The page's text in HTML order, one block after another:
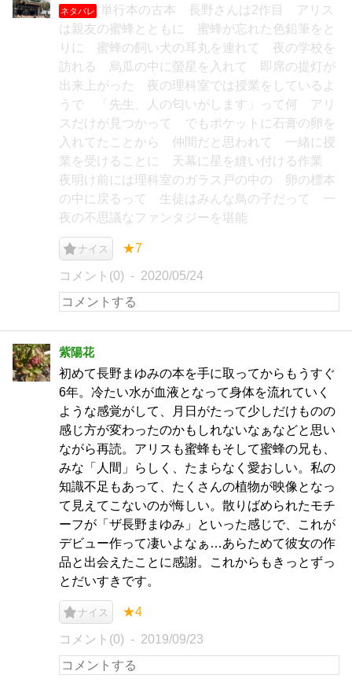
ネタバレ
単行本の古本 長野さんは2作目 アリス
は親友の蜜蜂とともに 蜜蜂が忘れた色鉛筆をと
りに 蜜蜂の飼い犬の耳丸を連れて 夜の学校を
訪れる 烏瓜の中に螢星を入れて 即席の提灯が
出来上がった 夜の理科室では授業をしているよ
うで 「先生、人の匂いがします」って何 アリ
スだけが見つかって でもポケットに石膏の卵を
入れてたことから 仲間だと思われて 一緒に授
業を受けることに 天幕に星を縫い付ける作業
夜明け前には理科室のガラス戸の中の 卵の標本
の中に戻るって 生徒はみんな鳥の子だって 一
夜の不思議なファンタジーを堪能
ナイス ★7
コメント(0) 2020/05/24
紫陽花
初めて長野まゆみの本を手に取ってからもうすぐ
6年。冷たい水が血液となって身体を流れていく
ような感覚がして、月日がたって少しだけものの
感じ方が変わったのかもしれないなぁなどと思い
ながら再読。アリスも蜜蜂もそして蜜蜂の兄も、
みな「人間」らしく、たまらなく愛おしい。私の
知識不足もあって、たくさんの植物が映像となっ
て見えてこないのが悔しい。散りばめられたモチ
ーフが「ザ長野まゆみ」といった感じで、これが
デビュー作って凄いよなぁ…あらためて彼女の作
品と出会えたことに感謝。これからもきっとずっ
とだいすきです。
ナイス ★4
コメント(0) 2019/09/23